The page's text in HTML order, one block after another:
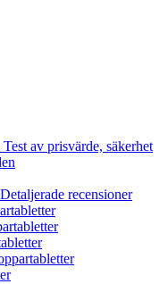
av prisvärde, säkerhet
recensioner